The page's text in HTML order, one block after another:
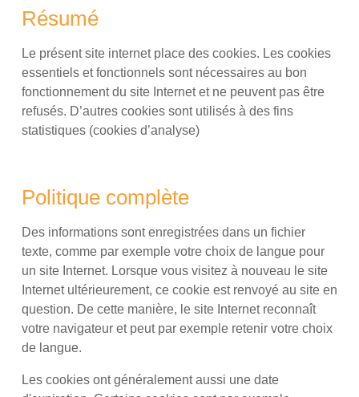
Résumé
Le présent site internet place des cookies. Les cookies
essentiels et fonctionnels sont nécessaires au bon
fonctionnement du site Internet et ne peuvent pas être
refusés. D’autres cookies sont utilisés à des fins
statistiques (cookies d’analyse)
Politique complète
Des informations sont enregistrées dans un fichier
texte, comme par exemple votre choix de langue pour
un site Internet. Lorsque vous visitez à nouveau le site
Internet ultérieurement, ce cookie est renvoyé au site en
question. De cette manière, le site Internet reconnaît
votre navigateur et peut par exemple retenir votre choix
de langue.
Les cookies ont généralement aussi une date